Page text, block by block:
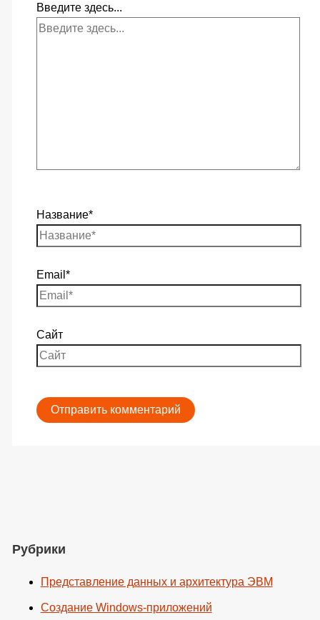
Рубрики
Представление данных и архитектура ЭВМ
Создание Windows-приложений
Введите здесь...
Название*
Email*
Сайт